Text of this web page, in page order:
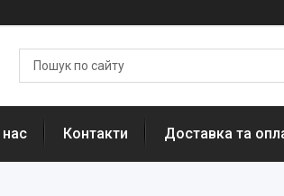
Контакти Доставка та